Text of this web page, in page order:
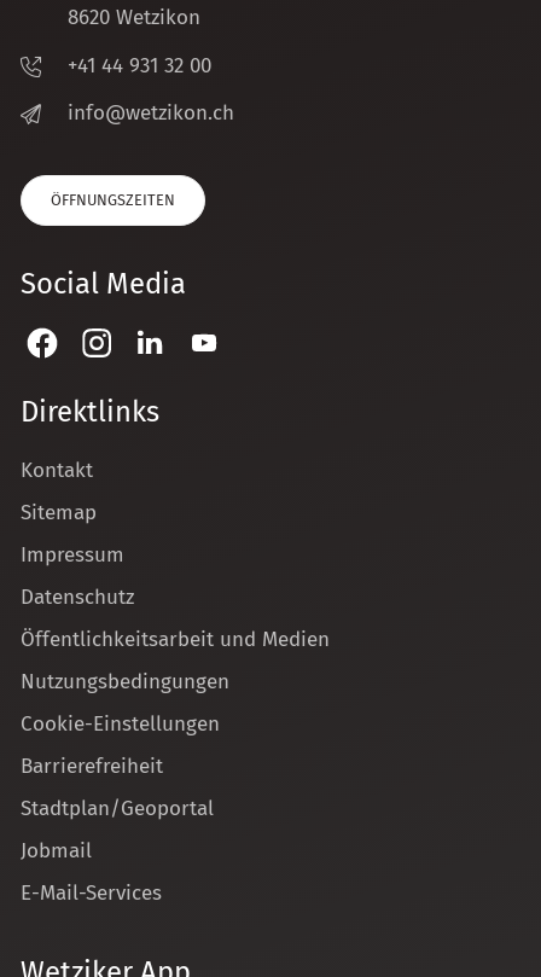
8620 Wetzikon
+41 44 931 32 00
nf
w tz k n ch
ÖFFNUNGSZEITEN
Social Media
Direktlinks
Kontakt
Sitemap
Impressum
Datenschutz
Öffentlichkeitsarbeit und Medien
Nutzungsbedingungen
Cookie-Einstellungen
Barrierefreiheit
Stadtplan/Geoportal
Jobmail
E-Mail-Services